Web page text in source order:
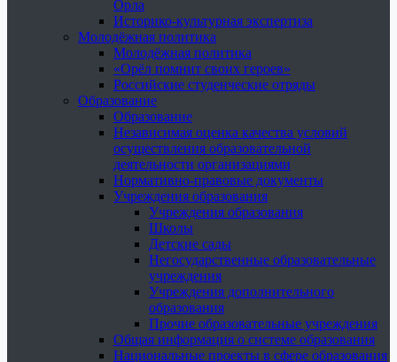
Орла
Историко-культурная экспертиза
Молодёжная политика
Молодёжная политика
«Орёл помнит своих героев»
Российские студенческие отряды
Образование
Образование
Независимая оценка качества условий
осуществления образовательной
деятельности организациями
Нормативно-правовые документы
Учреждения образования
Учреждения образования
Школы
Детские сады
Негосударственные образовательные
учреждения
Учреждения дополнительного
образования
Прочие образовательные учреждения
Общая информация о системе образования
Национальные проекты в сфере образования